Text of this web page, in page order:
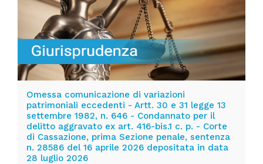
Omessa comunicazione di variazioni
patrimoniali eccedenti - Artt. 30 e 31 legge 13
settembre 1982, n. 646 - Condannato per il
delitto aggravato ex art. 416-bis.1 c. p. - Corte
di Cassazione, prima Sezione penale, sentenza
n. 28586 del 16 aprile 2026 depositata in data
28 luglio 2026